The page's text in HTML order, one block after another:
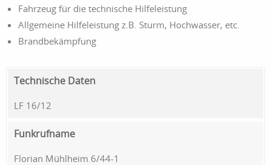
Fahrzeug für die technische Hilfeleistung
Allgemeine Hilfeleistung z.B. Sturm, Hochwasser, etc.
Brandbekämpfung
Technische Daten
LF 16/12
Funkrufname
Florian Mühlheim 6/44-1